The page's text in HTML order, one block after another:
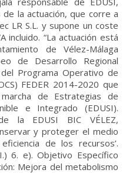
la actuación, que corre a
LR S.L. y supone un coste
“La actuación está
de Vélez-Málaga
de Desarrollo Regional
Programa Operativo de
FEDER 2014-2020 que
de Estrategias de
e Integrado (EDUSI).
la EDUSI BIC VÉLEZ,
y proteger el medio
de los recursos’.
6. e). Objetivo Específico
Mejora del metabolismo